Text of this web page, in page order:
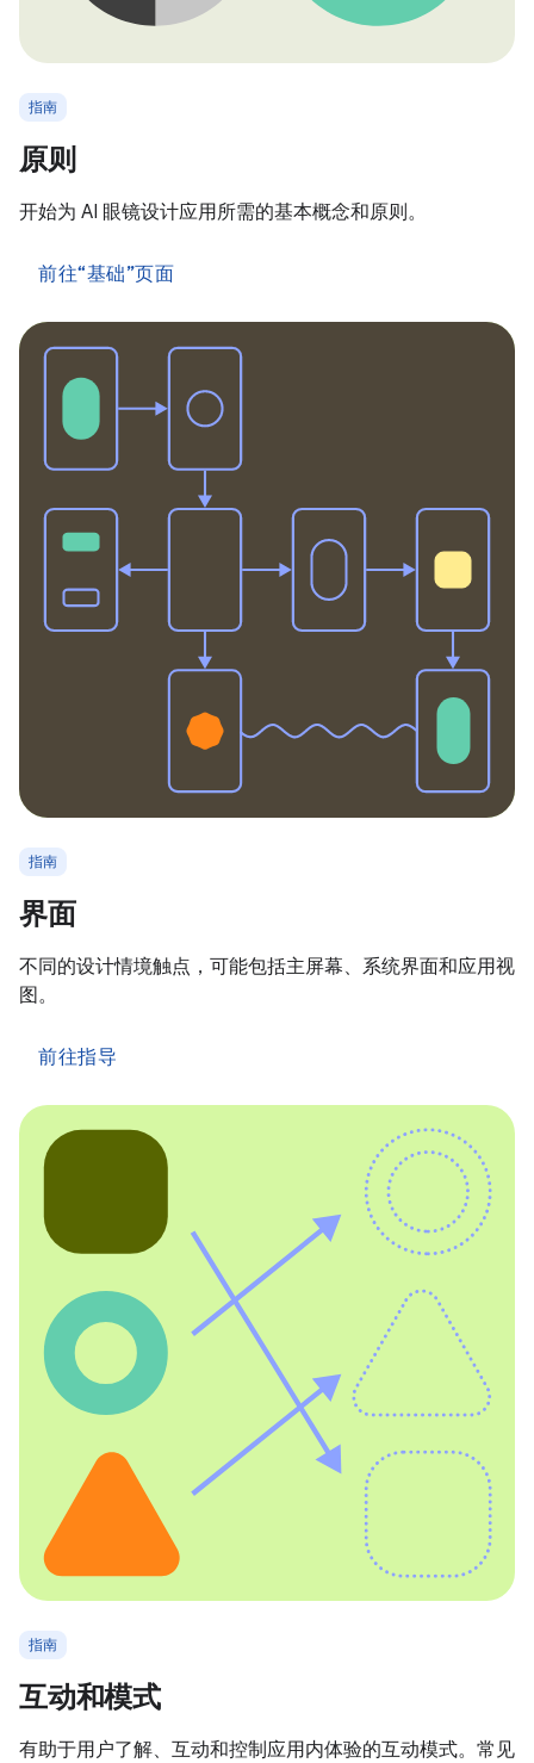
指南
原则
开始为 AI 眼镜设计应用所需的基本概念和原则。
前往“基础”页面
指南
界面
不同的设计情境触点，可能包括主屏幕、系统界面和应用视
图。
前往指导
指南
互动和模式
有助于用户了解、互动和控制应用内体验的互动模式。常见